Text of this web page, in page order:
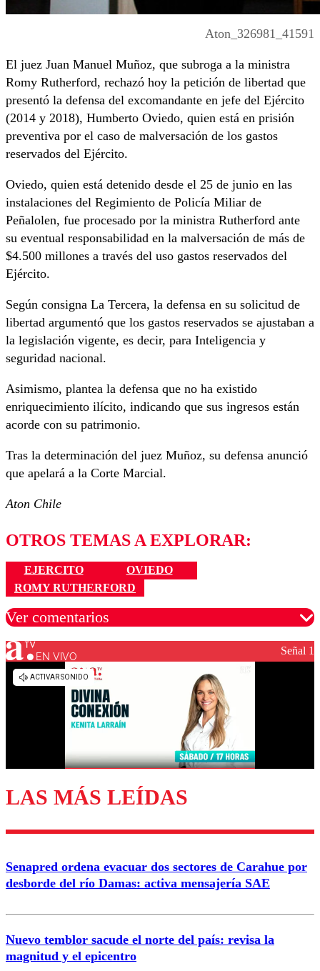
Aton_326981_41591
El juez Juan Manuel Muñoz, que subroga a la ministra
Romy Rutherford, rechazó hoy la petición de libertad que
presentó la defensa del excomandante en jefe del Ejército
(2014 y 2018), Humberto Oviedo, quien está en prisión
preventiva por el caso de malversación de los gastos
reservados del Ejército.
Oviedo, quien está detenido desde el 25 de junio en las
instalaciones del Regimiento de Policía Miliar de
Peñalolen, fue procesado por la ministra Rutherford ante
su eventual responsabilidad en la malversación de más de
$4.500 millones a través del uso gastos reservados del
Ejército.
Según consigna La Tercera, la defensa en su solicitud de
libertad argumentó que los gastos reservados se ajustaban a
la legislación vigente, es decir, para Inteligencia y
seguridad nacional.
Asimismo, plantea la defensa que no ha existido
enriquecimiento ilícito, indicando que sus ingresos están
acorde con su patrimonio.
Tras la determinación del juez Muñoz, su defensa anunció
que apelará a la Corte Marcial.
Aton Chile
OTROS TEMAS A EXPLORAR:
EJERCITO
OVIEDO
ROMY RUTHERFORD
Ver comentarios
Los comentarios son moderados para garantizar un
diálogo respetuoso.
Enviar comentario
EN VIVO Señal 1
LAS MÁS LEÍDAS
Senapred ordena evacuar dos sectores de Carahue por
desborde del río Damas: activa mensajería SAE
Nuevo temblor sacude el norte del país: revisa la
magnitud y el epicentro